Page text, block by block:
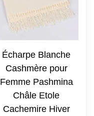
Écharpe Blanche
Cashmère pour
Femme Pashmina
Châle Etole
Cachemire Hiver